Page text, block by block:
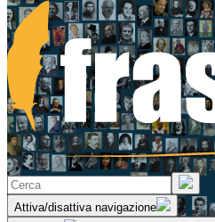
Attiva/disattiva navigazione